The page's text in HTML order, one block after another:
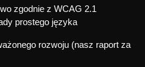
zgodnie z WCAG 2.1
prostego języka
rozwoju (nasz raport za